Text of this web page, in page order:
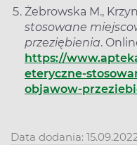
Żebrowska M.,
stosowane
przeziębienia.
https://
eteryczne-
objawow-
Data dodania: